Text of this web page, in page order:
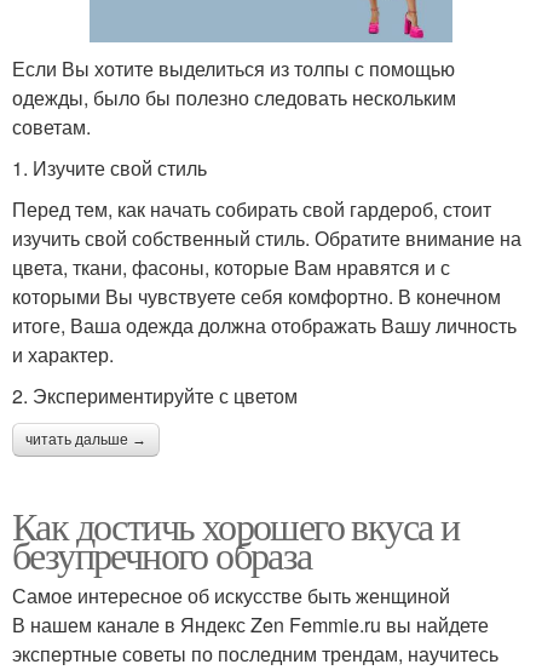
Если Вы хотите выделиться из толпы с помощью
одежды, было бы полезно следовать нескольким
советам.
1. Изучите свой стиль
Перед тем, как начать собирать свой гардероб, стоит
изучить свой собственный стиль. Обратите внимание на
цвета, ткани, фасоны, которые Вам нравятся и с
которыми Вы чувствуете себя комфортно. В конечном
итоге, Ваша одежда должна отображать Вашу личность
и характер.
2. Экспериментируйте с цветом
читать дальше →
Как достичь хорошего вкуса и
безупречного образа
Самое интересное об искусстве быть женщиной
В нашем канале в Яндекс Zen Femmie.ru вы найдете
экспертные советы по последним трендам, научитесь